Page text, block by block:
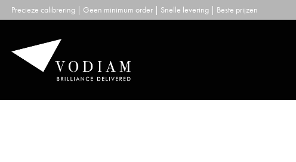
Skip
to
Precieze calibrering | Geen minimum order | Snelle levering | Beste prijzen